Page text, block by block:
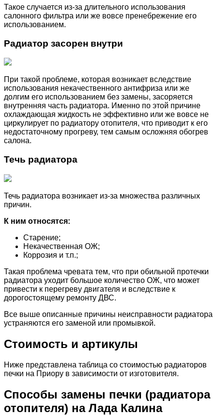
Такое случается из-за длительного использования
салонного фильтра или же вовсе пренебрежение его
использованием.
Радиатор засорен внутри
При такой проблеме, которая возникает вследствие
использования некачественного антифриза или же
долгим его использованием без замены, засоряется
внутренняя часть радиатора. Именно по этой причине
охлаждающая жидкость не эффективно или же вовсе не
циркулирует по радиатору отопителя, что приводит к его
недостаточному прогреву, тем самым осложняя обогрев
салона.
Течь радиатора
Течь радиатора возникает из-за множества различных
причин.
К ним относятся:
Старение;
Некачественная ОЖ;
Коррозия и т.п.;
Такая проблема чревата тем, что при обильной протечки
радиатора уходит большое количество ОЖ, что может
привести к перегреву двигателя и вследствие к
дорогостоящему ремонту ДВС.
Все выше описанные причины неисправности радиатора
устраняются его заменой или промывкой.
Стоимость и артикулы
Ниже представлена таблица со стоимостью радиаторов
печки на Приору в зависимости от изготовителя.
Способы замены печки (радиатора
отопителя) на Лада Калина